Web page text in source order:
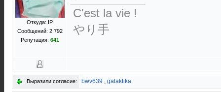
Откуда: IP
Сообщений: 2 792
Репутация: 641
C'est la vie !
やり手
Выразили согласие: bwv639 , galaktika